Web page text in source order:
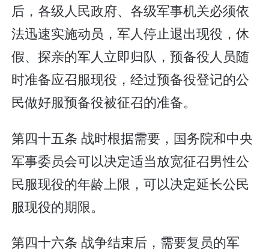
后，各级人民政府、各级军事机关必须依
法迅速实施动员，军人停止退出现役，休
假、探亲的军人立即归队，预备役人员随
时准备应召服现役，经过预备役登记的公
民做好服预备役被征召的准备。
第四十五条 战时根据需要，国务院和中央
军事委员会可以决定适当放宽征召男性公
民服现役的年龄上限，可以决定延长公民
服现役的期限。
第四十六条 战争结束后，需要复员的军